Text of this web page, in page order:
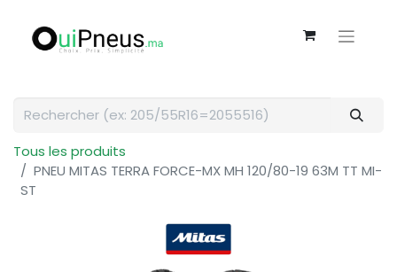
Tous les produits
PNEU MITAS TERRA FORCE-MX MH 120/80-19 63M TT MI-
ST